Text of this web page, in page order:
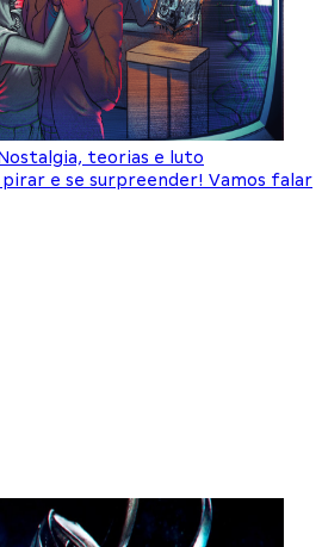
teorias e luto
e se surpreender! Vamos falar